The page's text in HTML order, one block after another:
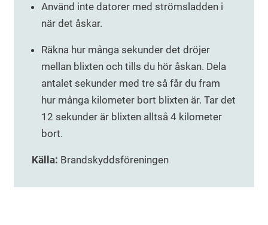
Använd inte datorer med strömsladden i
när det åskar.
Räkna hur många sekunder det dröjer
mellan blixten och tills du hör åskan. Dela
antalet sekunder med tre så får du fram
hur många kilometer bort blixten är. Tar det
12 sekunder är blixten alltså 4 kilometer
bort.
Källa: Brandskyddsföreningen